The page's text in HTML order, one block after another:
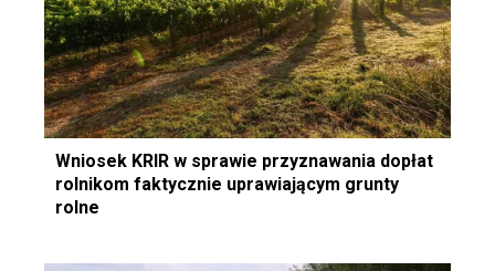
Wniosek KRIR w sprawie przyznawania dopłat
rolnikom faktycznie uprawiającym grunty
rolne